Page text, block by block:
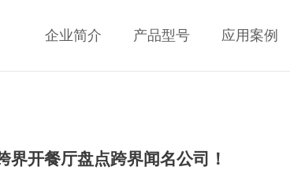
企业简介 产品型号 应用案例
开餐厅盘点跨界闻名公司！